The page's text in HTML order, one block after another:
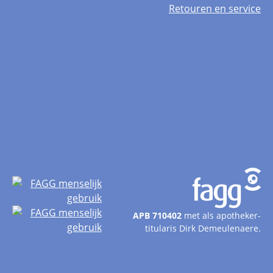
Retouren en service
APB 710402met als apotheker-
titularis Dirk Demeulenaere.